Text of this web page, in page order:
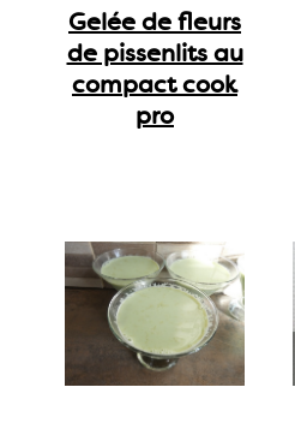
Gelée de fleurs
de pissenlits au
compact cook
pro